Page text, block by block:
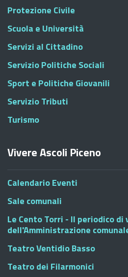
Protezione Civile
Scuola e Università
Servizi al Cittadino
Servizio Politiche Sociali
Sport e Politiche Giovanili
Servizio Tributi
Turismo
Vivere Ascoli Piceno
Calendario Eventi
Sale comunali
Le Cento Torri - Il periodico
dell'Amministrazione
Teatro Ventidio Basso
Teatro dei Filarmonici